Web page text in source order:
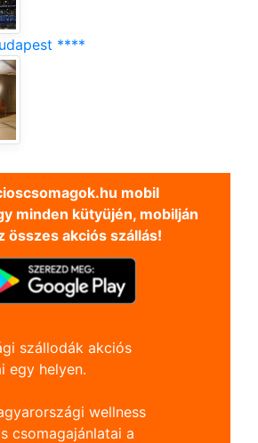
****
mobil
minden kütyüjén, mobilján
összes akciós szállás!
szállodák akciós
egy helyen.
wellness
csomagajánlatai a